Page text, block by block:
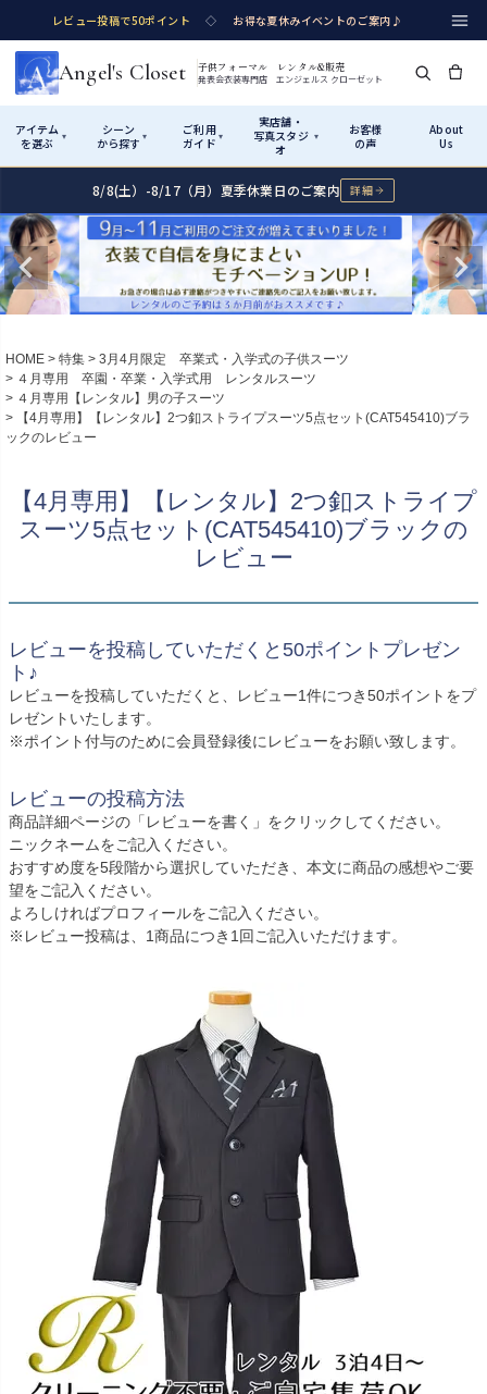
レビュー投稿で50ポイント ◇ お得な夏休みイベントのご案内♪
Angel's Closet 子供フォーマル レンタル&販売
発表会衣装専門店 エンジェルス クローゼット
アイテム
を選ぶ
▾
シーン
から探す ▾
ご利用
ガイド ▾
実店舗・
写真スタジ
オ
▾
お客様
の声
About
Us
Shop by Category アイテムから探す
カテゴリ詳細→ サイズで選ぶ→
Rental レンタル
女の子ドレス
七五三着物 シューズ
アウター レディース
Sale販売
コスチューム
インナー・パニエ
ジュエリー 音楽雑貨
Shop by Occasion シーンから探す
性別・サイズで絞り込む→
Season Best
Recital & Concours Wedding
結婚式
スト
Graduation & Entrance
卒業式・入学式
きちんと感のあるフォーマル
七五三
How It Works ご利用ガイド
Startはじめに
01
レンタル・販売の入口
02 サイズの選び方
測り方と目安
創業2003年からの想い
Rental レンタル
04 レンタルのご案内
05 レンタルの流れ
4ステップで簡単
06 あんしんパック
汚れ・キズ・破損の補償
Buy & Supportご購入・サポート
07 販売・共通のご案内
品質・返品・お手入れ
08 送料・お支払い
送料・決済方法
Visit Us 実店舗・写真スタジオ
実店舗 つくば店
茨城県土浦市大町14-16-1F
10:00–18:00（完全予約制）
定休 月曜日
写真スタジオ APS
Angel's Photo Studio
七五三・発表会・記念撮影
Web または お電話
ヘアメイク・着付け
スタジオを予約 →
8/8(土）-8/17（月）夏季休業日のご案内 詳細
HOME 特集
3月4月限定 卒業式・入学式の子供スーツ
４月専用 卒園・卒業・入学式用 レンタルスーツ
４月専用【レンタル】男の子スーツ
【4月専用】【レンタル】2つ釦ストライプスーツ5点セット(CAT545410)ブラ
ックのレビュー
【4月専用】【レンタル】2つ釦ストライプ
スーツ5点セット(CAT545410)ブラックの
レビュー
レビューを投稿していただくと50ポイントプレゼン
ト♪
レビューを投稿していただくと、レビュー1件につき50ポイントをプ
レゼントいたします。
※ポイント付与のために会員登録後にレビューをお願い致します。
レビューの投稿方法
商品詳細ページの「レビューを書く」をクリックしてください。
ニックネームをご記入ください。
おすすめ度を5段階から選択していただき、本文に商品の感想やご要
望をご記入ください。
よろしければプロフィールをご記入ください。
※レビュー投稿は、1商品につき1回ご記入いただけます。